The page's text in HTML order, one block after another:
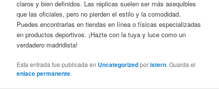
claros y bien definidos. Las réplicas suelen ser más asequibles
que las oficiales, pero no pierden el estilo y la comodidad.
Puedes encontrarlas en tiendas en línea o físicas especializadas
en productos deportivos. ¡Hazte con la tuya y luce como un
verdadero madridista!
Esta entrada fue publicada en Uncategorizedporistern. Guarda el
enlace permanente.